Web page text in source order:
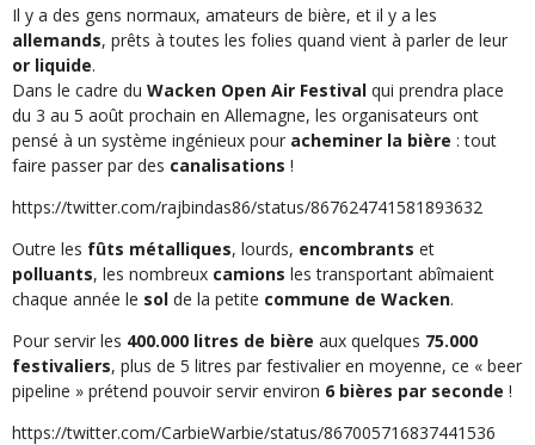
Il y a des gens normaux, amateurs de bière, et il y a les
allemands, prêts à toutes les folies quand vient à parler de leur
or liquide.
Dans le cadre du Wacken Open Air Festival qui prendra place
du 3 au 5 août prochain en Allemagne, les organisateurs ont
pensé à un système ingénieux pour acheminer la bière : tout
faire passer par des canalisations !
https://twitter.com/rajbindas86/status/867624741581893632
Outre les fûts métalliques, lourds, encombrants et
polluants, les nombreux camions les transportant abîmaient
chaque année le sol de la petite commune de Wacken.
Pour servir les 400.000 litres de bière aux quelques 75.000
festivaliers, plus de 5 litres par festivalier en moyenne, ce « beer
pipeline » prétend pouvoir servir environ 6 bières par seconde !
https://twitter.com/CarbieWarbie/status/867005716837441536